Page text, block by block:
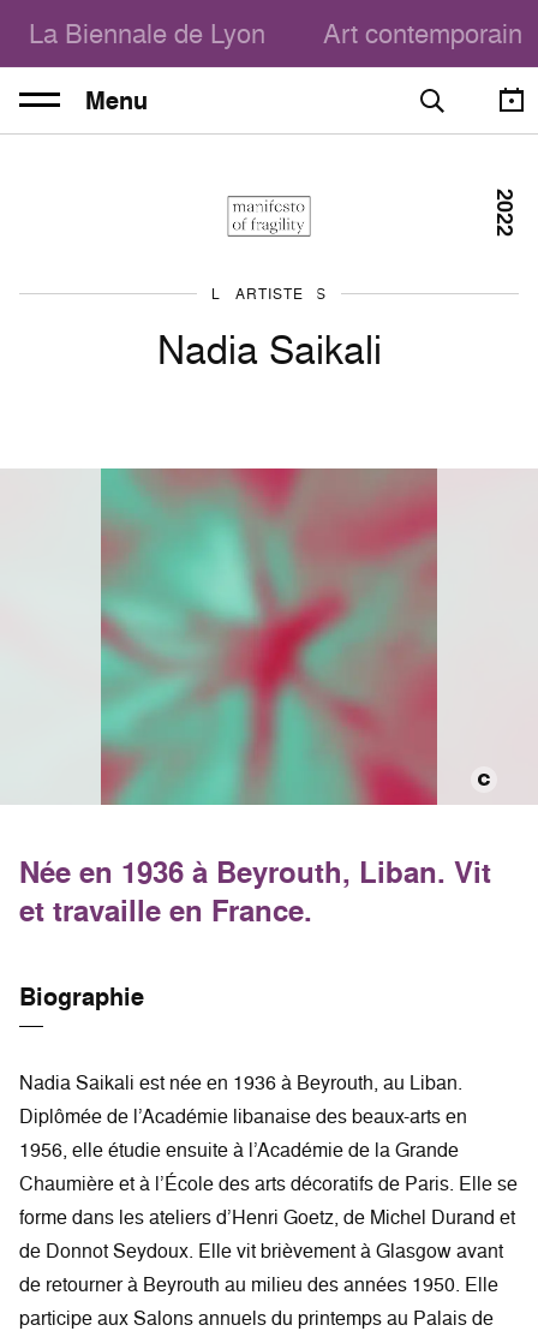
La Biennale de Lyon Art contemporain
Menu
LES ARTISTES
ARTISTE
Nadia Saikali
2022
Née en 1936 à Beyrouth, Liban. Vit
et travaille en France.
Biographie
Nadia Saikali est née en 1936 à Beyrouth, au Liban.
Diplômée de l’Académie libanaise des beaux-arts en
1956, elle étudie ensuite à l’Académie de la Grande
Chaumière et à l’École des arts décoratifs de Paris. Elle se
forme dans les ateliers d’Henri Goetz, de Michel Durand et
de Donnot Seydoux. Elle vit brièvement à Glasgow avant
de retourner à Beyrouth au milieu des années 1950. Elle
participe aux Salons annuels du printemps au Palais de